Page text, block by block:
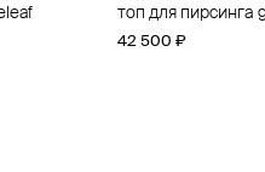
топ для пирсинга
42 500 ₽
топ для пирсинга
31 600 ₽
топ для пирсинга
40 600 ₽
топ для пирсинга
30 200 ₽